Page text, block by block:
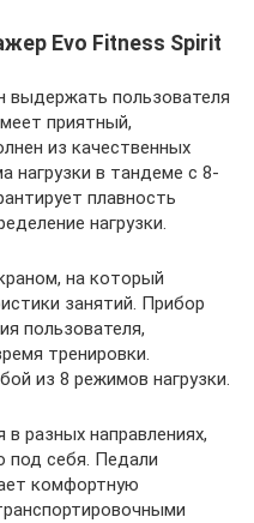
Evo Fitness Spirit
выдержать пользователя
приятный,
из качественных
нагрузки в тандеме с 8-
плавность
нагрузки.
на который
занятий. Прибор
пользователя,
тренировки.
из 8 режимов нагрузки.
разных направлениях,
под себя. Педали
комфортную